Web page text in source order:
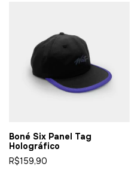
Boné Six Panel Tag
Holográfico
R$159,90